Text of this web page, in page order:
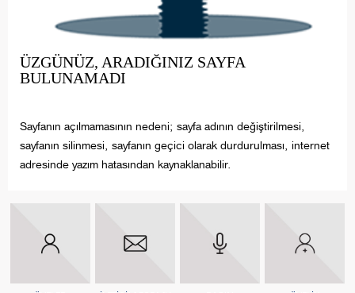
ÜZGÜNÜZ, ARADIĞINIZ SAYFA
BULUNAMADI
Sayfanın açılmamasının nedeni; sayfa adının değiştirilmesi,
sayfanın silinmesi, sayfanın geçici olarak durdurulması, internet
adresinde yazım hatasından kaynaklanabilir.